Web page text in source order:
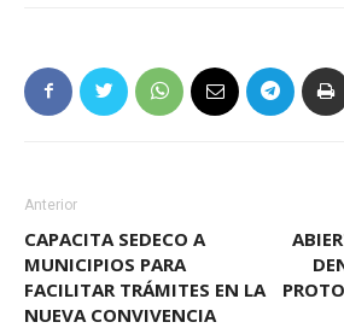
Anterior
CAPACITA SEDECO A
MUNICIPIOS PARA
FACILITAR TRÁMITES EN LA
NUEVA CONVIVENCIA